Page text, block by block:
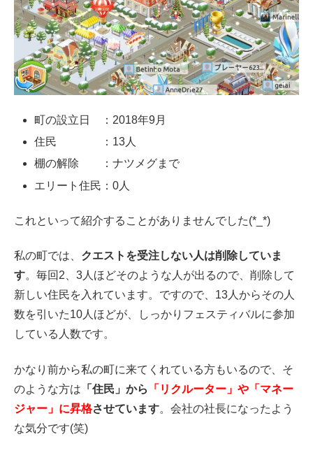
町の設立日 ：2018年9月
住民 ：13人
棚の解除 ：ナツメグまで
エリート住民：0人
これといって紹介することがありませんでした(*_*)
私の町では、 クエストを受注しない人は削除していま
す。毎回2、3人ほどそのような人が出るので、削除して
新しい住民を入れています。ですので、13人からその人
数を引いた10人ほどが、しっかりフェスティバルに参加
している人数です。
かなり前から私の町に来てくれている方もいるので、そ
のような方は 「住民」から
「リクルーター」や「マネー
ジャー」に昇格させています。会社の社長になったよう
な気分です(笑)